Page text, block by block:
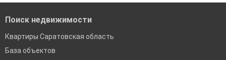
Поиск недвижимости
Квартиры Саратовская область
База объектов